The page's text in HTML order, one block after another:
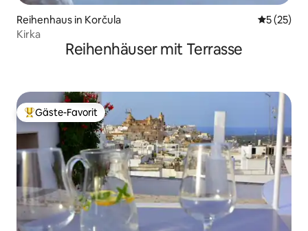
Reihenhaus in Korčula
5 (25)
Kirka
Reihenhäuser mit Terrasse
Beliebter Gäste-Favorit.
Gäste-Favorit